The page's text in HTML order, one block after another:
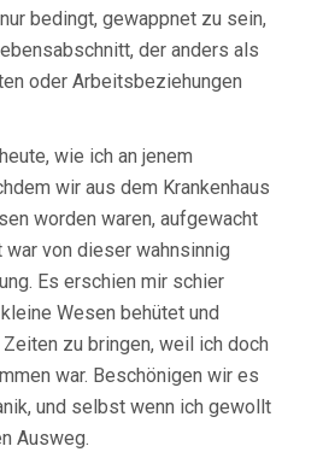
bedingt, gewappnet zu sein,
der anders als
oder Arbeitsbeziehungen
wie ich an jenem
wir aus dem Krankenhaus
worden waren, aufgewacht
von dieser wahnsinnig
Es erschien mir schier
Wesen behütet und
zu bringen, weil ich doch
war. Beschönigen wir es
und selbst wenn ich gewollt
Ausweg.